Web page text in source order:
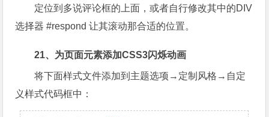
定位到多说评论框的上面，或者自行修改其中的DIV
选择器 #respond 让其滚动那合适的位置。
21、为页面元素添加CSS3闪烁动画
将下面样式文件添加到主题选项→定制风格→自定
义样式代码框中：